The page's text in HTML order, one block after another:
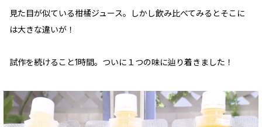
見た目が似ている柑橘ジュース。しかし飲み比べてみるとそこに
は大きな違いが！
試作を続けること1時間。ついに１つの味に辿り着きました！